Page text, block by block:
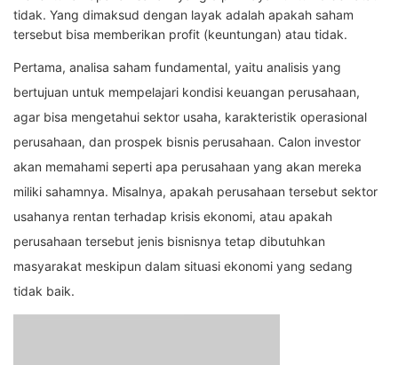
tidak. Yang dimaksud dengan layak adalah apakah saham
tersebut bisa memberikan profit (keuntungan) atau tidak.
Pertama, analisa saham fundamental, yaitu analisis yang
bertujuan untuk mempelajari kondisi keuangan perusahaan,
agar bisa mengetahui sektor usaha, karakteristik operasional
perusahaan, dan prospek bisnis perusahaan. Calon investor
akan memahami seperti apa perusahaan yang akan mereka
miliki sahamnya. Misalnya, apakah perusahaan tersebut sektor
usahanya rentan terhadap krisis ekonomi, atau apakah
perusahaan tersebut jenis bisnisnya tetap dibutuhkan
masyarakat meskipun dalam situasi ekonomi yang sedang
tidak baik.